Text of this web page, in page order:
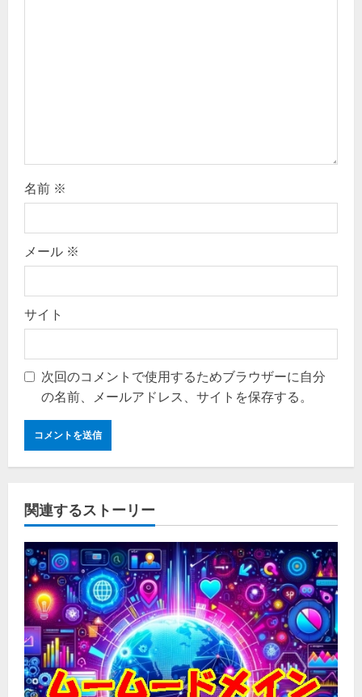
名前 ※
メール ※
サイト
次回のコメントで使用するためブラウザーに自分
の名前、メールアドレス、サイトを保存する。
関連するストーリー